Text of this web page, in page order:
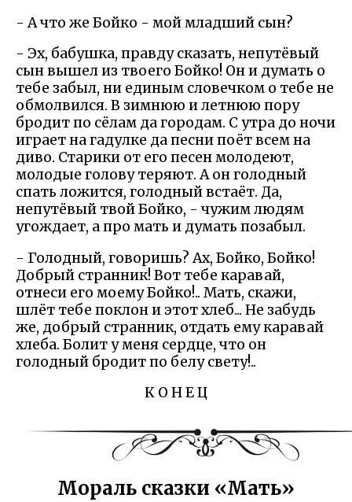
- А что же Бойко - мой младший сын?
- Эх, бабушка, правду сказать, непутёвый
сын вышел из твоего Бойко! Он и думать о
тебе забыл, ни единым словечком о тебе не
обмолвился. В зимнюю и летнюю пору
бродит по сёлам да городам. С утра до ночи
играет на гадулке да песни поёт всем на
диво. Старики от его песен молодеют,
молодые голову теряют. А он голодный
спать ложится, голодный встаёт. Да,
непутёвый твой Бойко, - чужим людям
угождает, а про мать и думать позабыл.
- Голодный, говоришь? Ах, Бойко, Бойко!
Добрый странник! Вот тебе каравай,
отнеси его моему Бойко!.. Мать, скажи,
шлёт тебе поклон и этот хлеб... Не забудь
же, добрый странник, отдать ему каравай
хлеба. Болит у меня сердце, что он
голодный бродит по белу свету!..
К О Н Е Ц
Мораль сказки «Мать»